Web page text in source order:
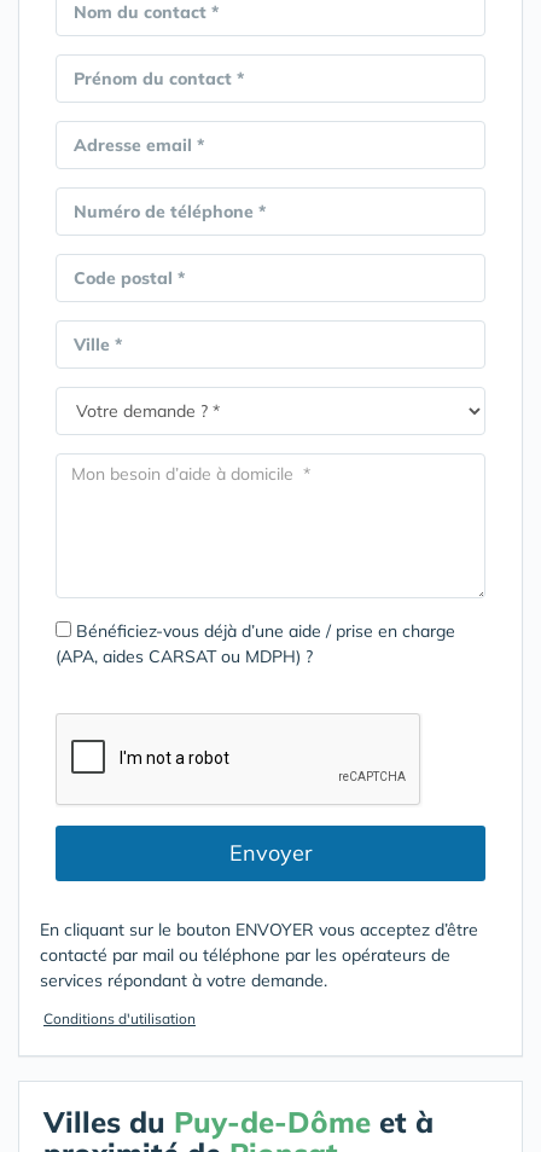
Nom du contact *
Prénom du contact *
Adresse email *
Numéro de téléphone *
Code postal *
Ville *
Bénéficiez-vous déjà d’une aide / prise en charge
(APA, aides CARSAT ou MDPH) ?
Envoyer
En cliquant sur le bouton ENVOYER vous acceptez d’être
contacté par mail ou téléphone par les opérateurs de
services répondant à votre demande.
Conditions d'utilisation
Villes du Puy-de-Dôme et à